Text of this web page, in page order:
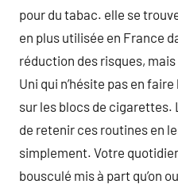
pour du tabac. elle se
en plus utilisée en France
réduction des risques,
Uni qui n’hésite pas en
sur les blocs de
de retenir ces routines en
simplement. Votre
bousculé mis à part qu’on